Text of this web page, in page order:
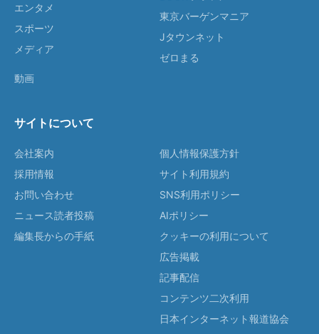
エンタメ
スポーツ
メディア
動画
東京バーゲンマニア
Jタウンネット
ゼロまる
サイトについて
会社案内
採用情報
お問い合わせ
ニュース読者投稿
編集長からの手紙
個人情報保護方針
サイト利用規約
SNS利用ポリシー
AIポリシー
クッキーの利用について
広告掲載
記事配信
コンテンツ二次利用
日本インターネット報道協会